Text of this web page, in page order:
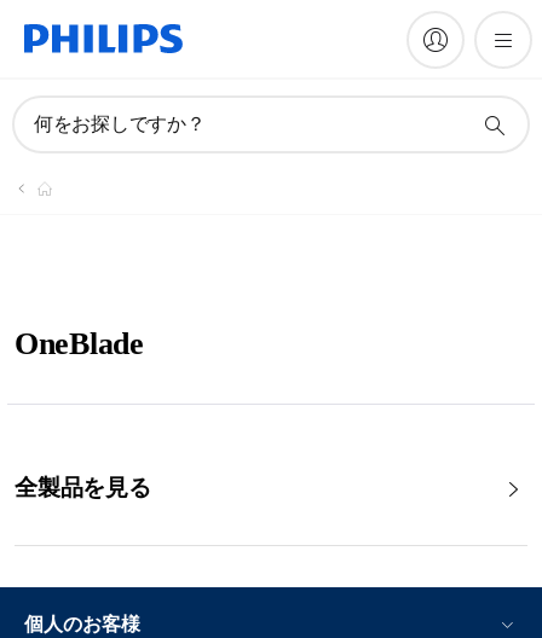
何をお探しですか？
OneBlade
全製品を見る
個人のお客様